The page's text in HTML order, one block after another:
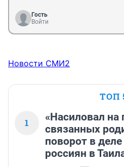
Гость
Войти
Новости СМИ2
ТОП
1
«Насиловал на
связанных
поворот в
россиян в